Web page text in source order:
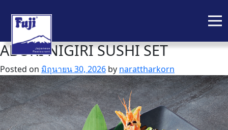
Skip
to
content
ABURI NIGIRI SUSHI SET
Posted on มิถุนายน 30, 2026 by narattharkorn